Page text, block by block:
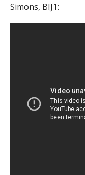
Simons, BIJ1: